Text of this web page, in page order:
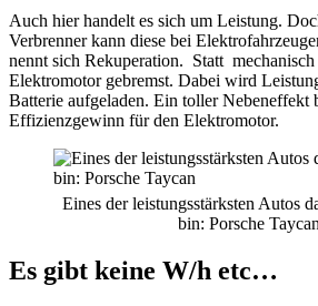
Auch hier handelt es sich um Leistung.
Verbrenner kann diese bei
nennt sich Rekuperation. Statt
Elektromotor gebremst. Dabei wird
Batterie aufgeladen. Ein toller Nebeneffekt
Effizienzgewinn für den Elektromotor.
Eines der leistungsstärksten Autos
bin: Porsche Taycan
Es gibt keine W/h etc…